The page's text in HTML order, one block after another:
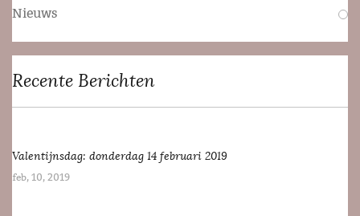
Nieuws
Recente Berichten
Valentijnsdag: donderdag 14 februari 2019
feb, 10, 2019